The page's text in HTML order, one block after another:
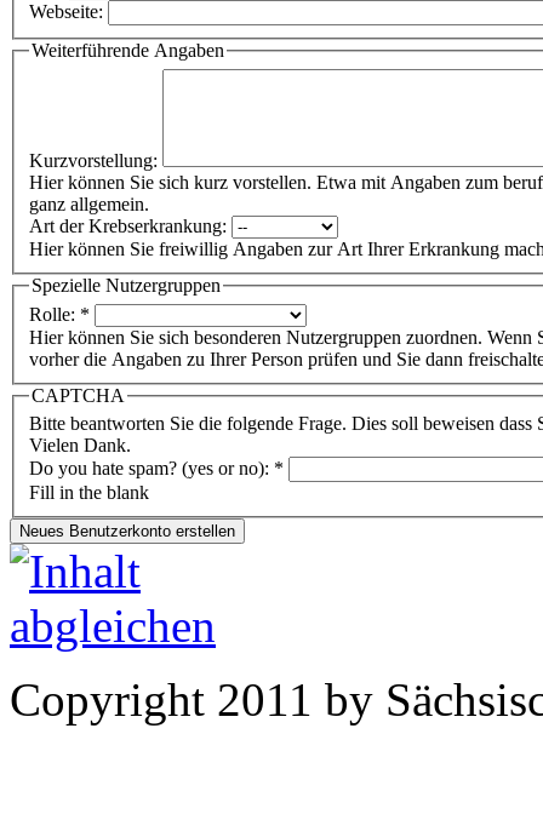
Webseite:
Weiterführende Angaben
Kurzvorstellung:
Hier können Sie sich kurz vorstellen. Etwa mit Angaben zum
ganz allgemein.
Art der Krebserkrankung:
Hier können Sie freiwillig Angaben zur Art Ihrer Erkrankung
Spezielle Nutzergruppen
Rolle: *
Hier können Sie sich besonderen Nutzergruppen zuordnen.
vorher die Angaben zu Ihrer Person prüfen und Sie dann
CAPTCHA
Bitte beantworten Sie die folgende Frage. Dies soll beweisen
Vielen Dank.
Do you hate spam? (yes or no): *
Fill in the blank
Copyright 2011 by